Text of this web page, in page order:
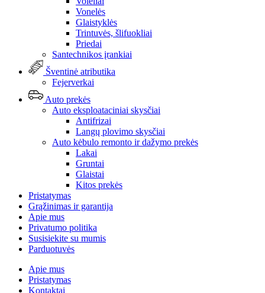
Vonelės
Glaistyklės
Trintuvės, šlifuokliai
Priedai
Santechnikos įrankiai
Šventinė atributika
Fejerverkai
Auto prekės
Auto eksploataciniai skysčiai
Antifrizai
Langų plovimo skysčiai
Auto kėbulo remonto ir dažymo prekės
Lakai
Gruntai
Glaistai
Kitos prekės
Pristatymas
Grąžinimas ir garantija
Apie mus
Privatumo politika
Susisiekite su mumis
Parduotuvės
Apie mus
Pristatymas
Kontaktai